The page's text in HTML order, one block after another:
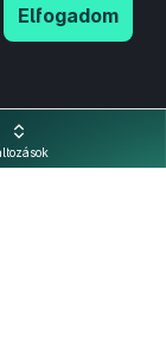
Elfogadom